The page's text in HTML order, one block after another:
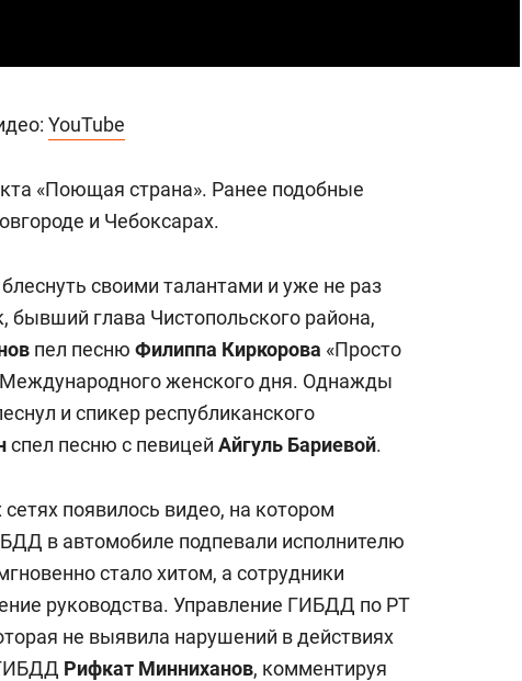
YouTube
«Поющая страна». Ранее подобные
и Чебоксарах.
своими талантами и уже не раз
бывший глава Чистопольского района,
пел песню Филиппа Киркорова «Просто
Международного женского дня. Однажды
и спикер республиканского
спел песню с певицей Айгуль Бариевой.
появилось видео, на котором
в автомобиле подпевали исполнителю
стало хитом, а сотрудники
руководства. Управление ГИБДД по РТ
не выявила нарушений в действиях
Рифкат Минниханов, комментируя